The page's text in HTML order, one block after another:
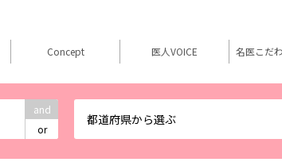
and
or
都道府県から選ぶ
Concept 医人VOICE 名医こだ